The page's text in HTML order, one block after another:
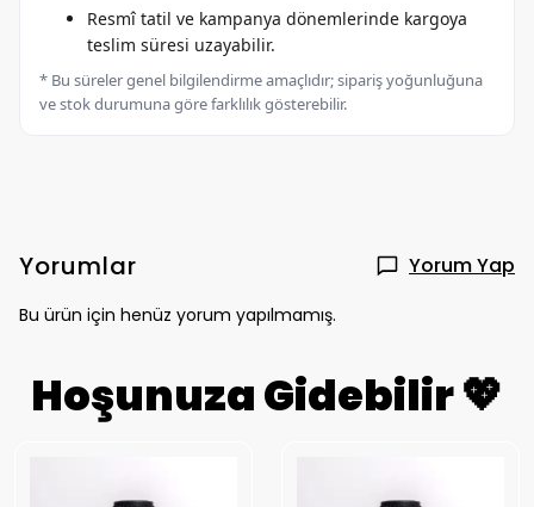
Resmî tatil ve kampanya dönemlerinde kargoya
teslim süresi uzayabilir.
* Bu süreler genel bilgilendirme amaçlıdır; sipariş yoğunluğuna
ve stok durumuna göre farklılık gösterebilir.
Yorumlar Yorum Yap
Bu ürün için henüz yorum yapılmamış.
Hoşunuza Gidebilir 💖